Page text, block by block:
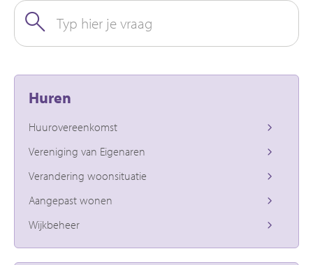
Typ hier je vraag
Huren
Huurovereenkomst
Vereniging van Eigenaren
Verandering woonsituatie
Aangepast wonen
Wijkbeheer